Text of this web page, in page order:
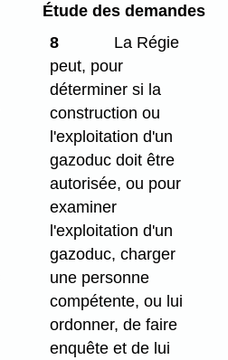
Étude des demandes
8
La Régie
peut, pour
déterminer si la
construction ou
l'exploitation d'un
gazoduc doit être
autorisée, ou pour
examiner
l'exploitation d'un
gazoduc, charger
une personne
compétente, ou lui
ordonner, de faire
enquête et de lui